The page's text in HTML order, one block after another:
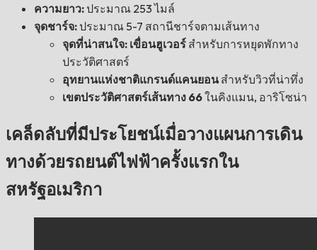
ความยาว: ประมาณ 253 ไมล์
จุดชาร์จ: ประมาณ 5-7 สถานีชาร์จตามเส้นทาง
จุดที่น่าสนใจ: เขื่อนฮูเวอร์ สำหรับการหยุดพักทาง
ประวัติศาสตร์
อุทยานแห่งชาติแกรนด์แคนยอนสำหรับวิวที่น่าทึ่ง
เขตประวัติศาสตร์เส้นทาง 66ในคิงแมน, อาริโซน่า
เคล็ดลับที่มีประโยชน์เมื่อวางแผนการเดิน
ทางด้วยรถยนต์ไฟฟ้าครั้งแรกใน
สหรัฐอเมริกา